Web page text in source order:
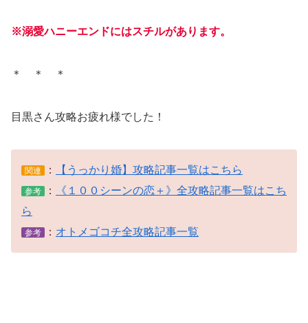
※溺愛ハニーエンドにはスチルがあります。
＊ ＊ ＊
目黒さん攻略お疲れ様でした！
関連 ： 【うっかり婚】攻略記事一覧はこちら
参考 ：
《１００シーンの恋＋》全攻略記事一覧はこち
ら
参考 ： オトメゴコチ全攻略記事一覧